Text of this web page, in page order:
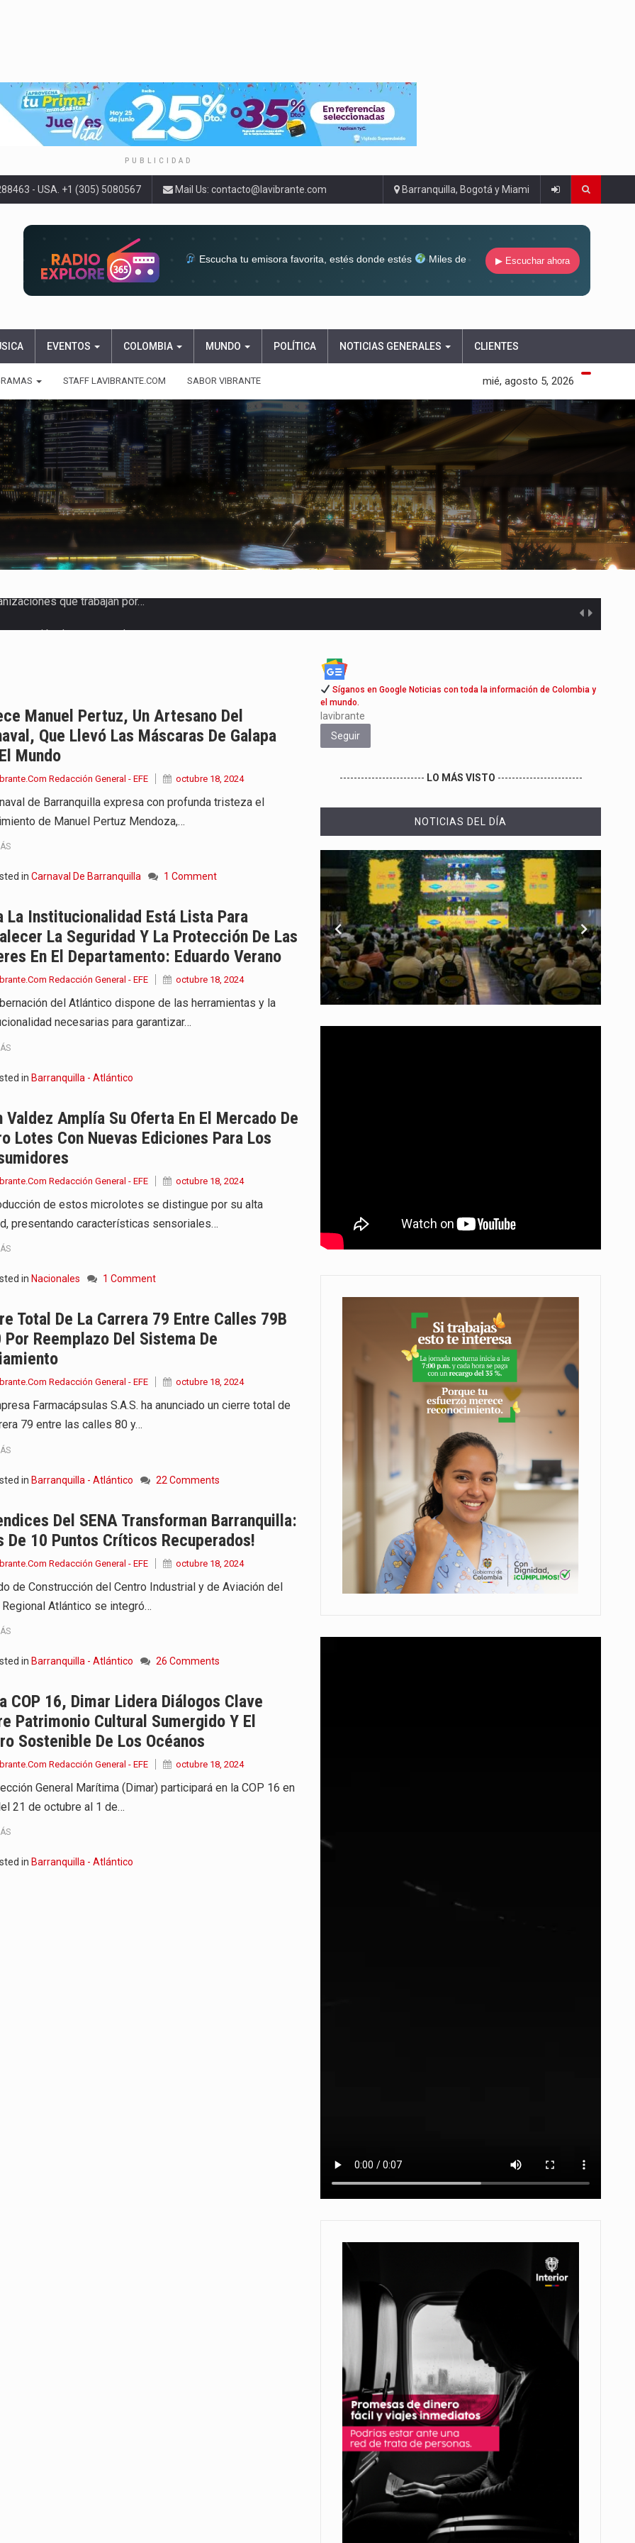
PUBLICIDAD
- USA. +1 (305) 5080567 Mail Us: contacto@lavibrante.com Barranquilla, Bogotá y Miami
Escucha tu emisora favorita, estés donde estés
Miles de
▶ Escuchar ahora
EVENTOS COLOMBIA MUNDO POLÍTICA NOTICIAS GENERALES CLIENTES
STAFF LAVIBRANTE.COM SABOR VIBRANTE mié, agosto 5, 2026
por Dago García cuenta…
actriz presenta una nueva edición…
Justin Quiles, Lenny Tavárez, Tini,…
en los datos del paciente,…
de la propuesta de paz anunciada…
de encuentro de varios…
recibir una nueva edición…
que trabajan por…
Manuel Pertuz, Un Artesano Del
Que Llevó Las Máscaras De Galapa
Mundo
Redacción General - EFE octubre 18, 2024
de Barranquilla expresa con profunda tristeza el
de Manuel Pertuz Mendoza,…
in Carnaval De Barranquilla 1 Comment
La Institucionalidad Está Lista Para
La Seguridad Y La Protección De Las
En El Departamento: Eduardo Verano
Redacción General - EFE octubre 18, 2024
del Atlántico dispone de las herramientas y la
necesarias para garantizar…
in Barranquilla - Atlántico
Valdez Amplía Su Oferta En El Mercado De
Lotes Con Nuevas Ediciones Para Los
Redacción General - EFE octubre 18, 2024
de estos microlotes se distingue por su alta
presentando características sensoriales…
in Nacionales 1 Comment
Total De La Carrera 79 Entre Calles 79B
Por Reemplazo Del Sistema De
Redacción General - EFE octubre 18, 2024
Farmacápsulas S.A.S. ha anunciado un cierre total de
79 entre las calles 80 y…
in Barranquilla - Atlántico 22 Comments
Del SENA Transforman Barranquilla:
De 10 Puntos Críticos Recuperados!
Redacción General - EFE octubre 18, 2024
de Construcción del Centro Industrial y de Aviación del
Regional Atlántico se integró…
in Barranquilla - Atlántico 26 Comments
COP 16, Dimar Lidera Diálogos Clave
Patrimonio Cultural Sumergido Y El
Sostenible De Los Océanos
Redacción General - EFE octubre 18, 2024
General Marítima (Dimar) participará en la COP 16 en
21 de octubre al 1 de…
in Barranquilla - Atlántico
Síganos en Google Noticias con toda la información de Colombia y
el mundo.
lavibrante
Seguir
------------------------ LO MÁS VISTO ------------------------
NOTICIAS DEL DÍA